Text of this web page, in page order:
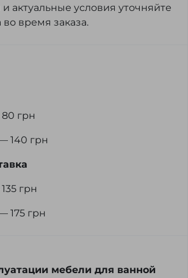
актуальные условия уточняйте
время заказа.
80 грн
— 140 грн
грн
175 грн
мебели для ванной